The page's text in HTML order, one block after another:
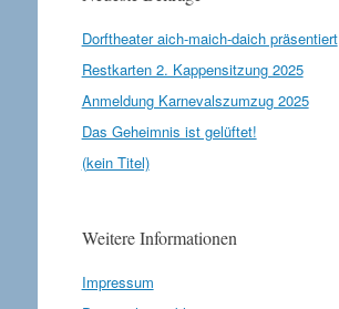
Dorftheater aich-maich-daich präsentiert
Restkarten 2. Kappensitzung 2025
Anmeldung Karnevalszumzug 2025
Das Geheimnis ist gelüftet!
(kein Titel)
Weitere Informationen
Impressum